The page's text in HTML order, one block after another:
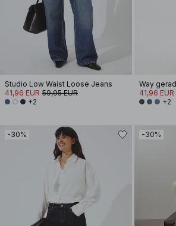
Studio Low Waist Loose Jeans
41,96 EUR 59,95 EUR
+2
41,96 EUR
+2
-30% -30%